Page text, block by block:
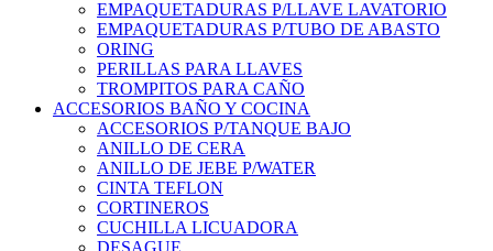
EMPAQUETADURAS P/LLAVE LAVATORIO
EMPAQUETADURAS P/TUBO DE ABASTO
ORING
PERILLAS PARA LLAVES
TROMPITOS PARA CAÑO
ACCESORIOS BAÑO Y COCINA
ACCESORIOS P/TANQUE BAJO
ANILLO DE CERA
ANILLO DE JEBE P/WATER
CINTA TEFLON
CORTINEROS
CUCHILLA LICUADORA